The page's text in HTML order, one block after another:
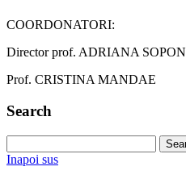
COORDONATORI:
Director prof. ADRIANA SOPON
Prof. CRISTINA MANDAE
Search
for:
Inapoi sus